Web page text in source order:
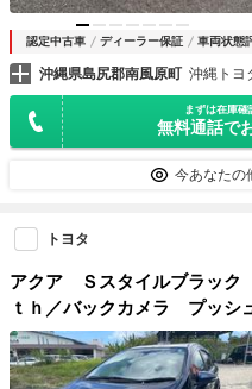
認定中古車 ディーラー保証 車両状態
沖縄県島尻郡南風原町 沖縄トヨ
まずは在庫確
無料通話で
今あなたの
トヨタ
アクア Ｓスタイルブラック
ｔｈ／バックカメラ プッ
減カメラ